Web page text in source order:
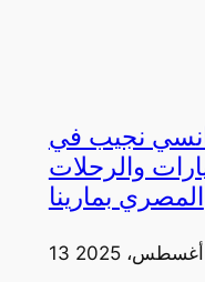
نجيب في
والرحلات
المصري بمارينا
13 أغسطس، 2025